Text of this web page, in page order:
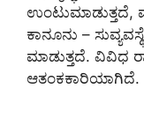
ಉಂಟುಮಾಡುತ್ತದೆ,
ಕಾನೂನು –
ಮಾಡುತ್ತದೆ. ವಿವಿಧ
ಆತಂಕಕಾರಿಯಾಗಿದೆ.